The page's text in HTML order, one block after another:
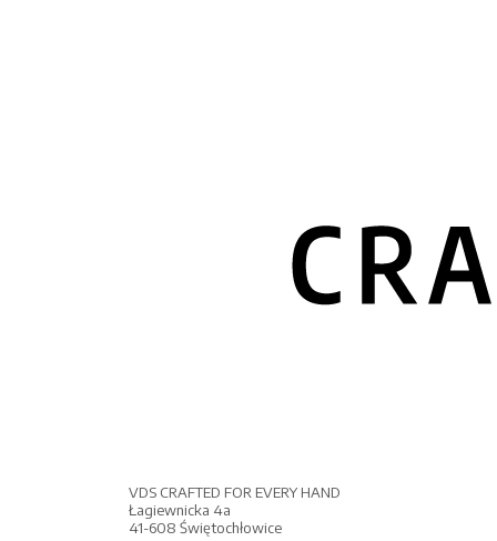
VDS CRAFTED FOR EVERY HAND
Łagiewnicka 4a
41-608 Świętochłowice